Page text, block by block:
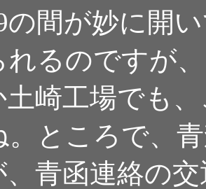
の間が妙に開
れるのですが
土崎工場でも
。ところで、
、青函連絡の